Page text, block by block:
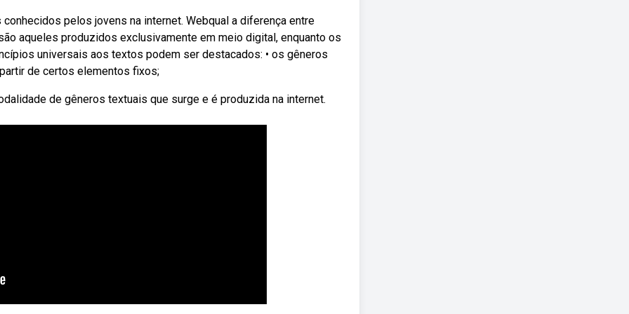
pelos jovens na internet. Webqual a diferença entre
aqueles produzidos exclusivamente em meio digital, enquanto os
universais aos textos podem ser destacados: • os gêneros
de certos elementos fixos;
de gêneros textuais que surge e é produzida na internet.